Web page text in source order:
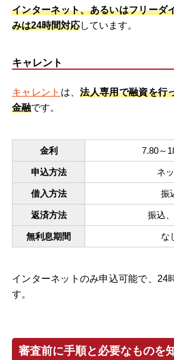
インターネット、あるいはフリーダ
みは24時間対応しています。
キャレント
キャレント は、法人専用で融資を行
金融です。
金利 7.80～
申込方法 ネ
借入方法 振
返済方法 振込
無利息期間 な
インターネットのみ申込可能で、24
す。
審査前に手順と必要なものを